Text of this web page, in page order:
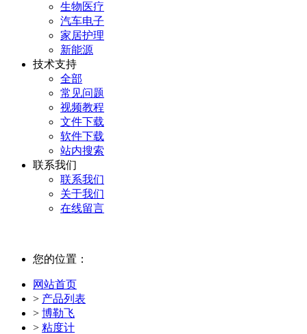
生物医疗
汽车电子
家居护理
新能源
技术支持
全部
常见问题
视频教程
文件下载
软件下载
站内搜索
联系我们
联系我们
关于我们
在线留言
您的位置：
网站首页
> 产品列表
> 博勒飞
> 粘度计